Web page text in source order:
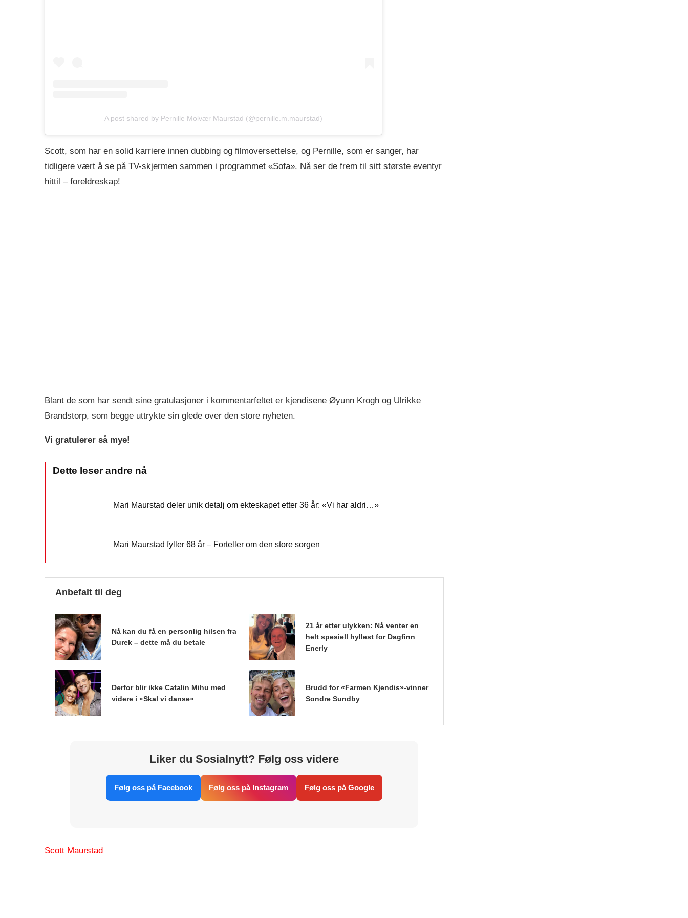
A post shared by Pernille Molvær Maurstad (@pernille.m.maurstad)
Scott, som har en solid karriere innen dubbing og filmoversettelse, og Pernille, som er sanger, har
tidligere vært å se på TV-skjermen sammen i programmet «Sofa». Nå ser de frem til sitt største eventyr
hittil – foreldreskap!
Blant de som har sendt sine gratulasjoner i kommentarfeltet er kjendisene Øyunn Krogh og Ulrikke
Brandstorp, som begge uttrykte sin glede over den store nyheten.
Vi gratulerer så mye!
Mari Maurstad deler unik detalj om ekteskapet etter 36 år: «Vi har aldri…»
Mari Maurstad fyller 68 år – Forteller om den store sorgen
Anbefalt til deg
Nå kan du få en personlig hilsen fra
Durek – dette må du betale
21 år etter ulykken: Nå venter en
helt spesiell hyllest for Dagfinn
Enerly
Derfor blir ikke Catalin Mihu med
videre i «Skal vi danse»
Brudd for «Farmen Kjendis»-vinner
Sondre Sundby
Liker du Sosialnytt? Følg oss videre
Følg oss på Facebook Følg oss på Instagram Følg oss på Google
Scott Maurstad